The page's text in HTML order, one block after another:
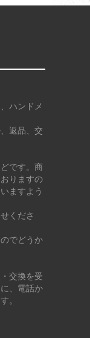
ハンドメ
返品、交
です。商
りますの
ますよう
くださ
でどうか
交換を受
、電話か
。